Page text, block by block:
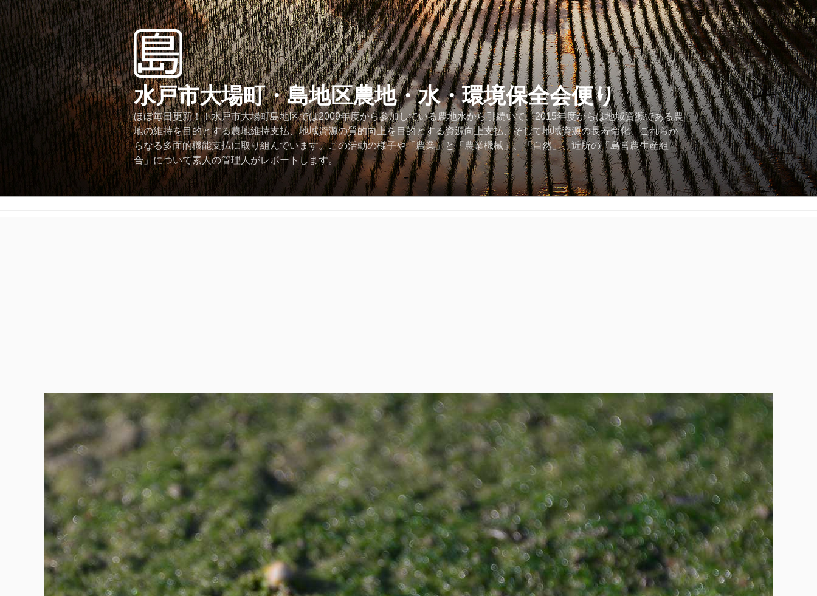
コ
ン
テ
ン
ツ
へ
水戸市大場町・島地区農地・水・環境保全会便り
ほぼ毎日更新！！水戸市大場町島地区では2009年度から参加している農地水から引続いて、2015年度からは地域資源である農
地の維持を目的とする農地維持支払、地域資源の質的向上を目的とする資源向上支払、そして地域資源の長寿命化、これらか
らなる多面的機能支払に取り組んでいます。この活動の様子や「農業」と「農業機械」、「自然」、近所の「島営農生産組
合」について素人の管理人がレポートします。